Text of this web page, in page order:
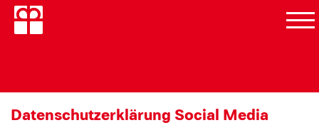
Datenschutzerklärung Social Media